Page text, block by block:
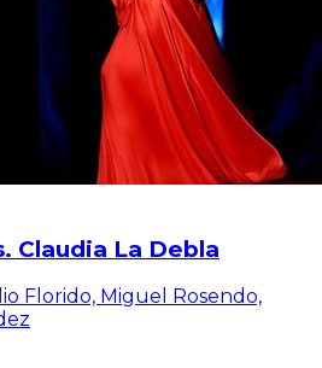
Claudia La Debla
Florido, Miguel Rosendo,